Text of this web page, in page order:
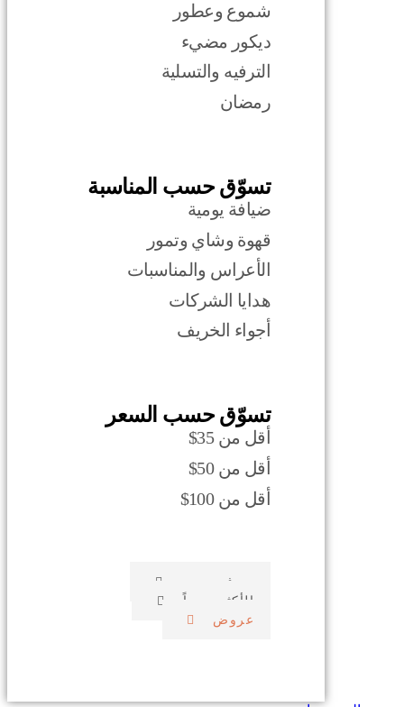
شموع وعطور
ديكور مضيء
الترفيه والتسلية
رمضان
تسوّق حسب المناسبة
ضيافة يومية
قهوة وشاي وتمور
الأعراس والمناسبات
هدايا الشركات
أجواء الخريف
تسوّق حسب السعر
أقل من 35$
أقل من 50$
أقل من 100$
صدف بحري
الأكثر مبيعاً
عروض